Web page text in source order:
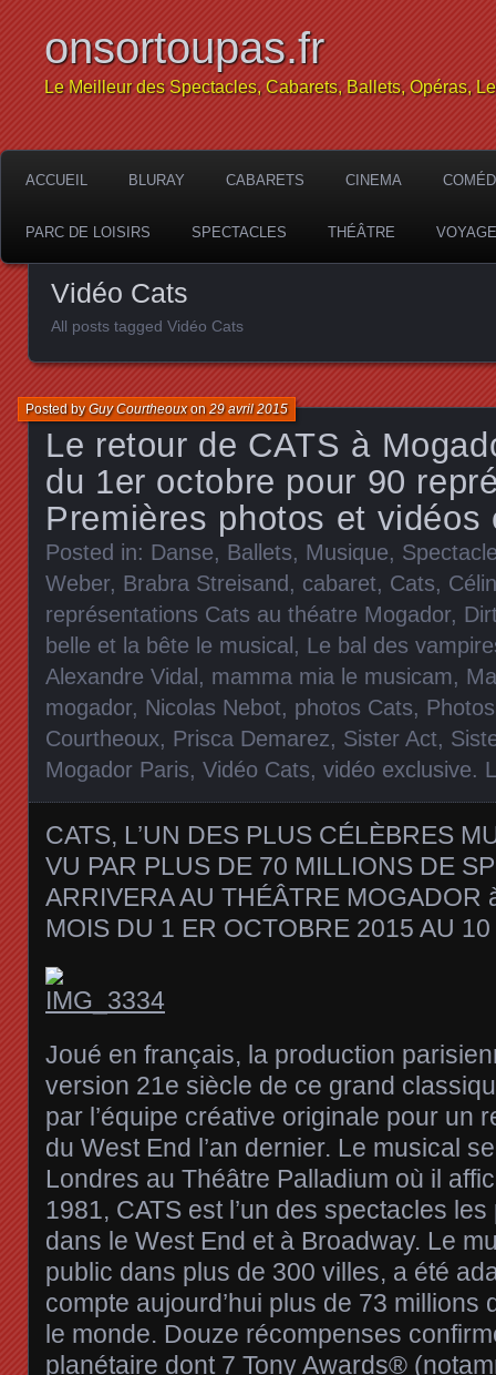
onsortoupas.fr
Le Meilleur des Spectacles, Cabarets, Ballets, Opéras,
ACCUEIL BLURAY CABARETS CINEMA
PARC DE LOISIRS SPECTACLES THÉÂTRE
Vidéo Cats
All posts tagged Vidéo Cats
Le retour de CATS à
du 1er octobre pour 90
Premières photos et vidéos
Posted byGuy Courtheouxon29 avril 2015
Posted in: Danse, Ballets, Musique,
Weber, Brabra Streisand, cabaret, Cats,
représentations Cats au théatre Mogador,
belle et la bête le musical, Le bal des
Alexandre Vidal, mamma mia le musicam,
mogador, Nicolas Nebot, photos Cats,
Courtheoux, Prisca Demarez, Sister Act,
Mogador Paris, Vidéo Cats, vidéo exclusive.
CATS, L’UN DES PLUS CÉLÈBRES
VU PAR PLUS DE 70 MILLIONS DE
ARRIVERA AU THÉÂTRE MOGADOR
MOIS DU 1 ER OCTOBRE 2015 AU
Joué en français, la production
version 21e siècle de ce grand
par l’équipe créative originale pour un
du West End l’an dernier. Le musical
Londres au Théâtre Palladium où il
1981, CATS est l’un des spectacles
dans le West End et à Broadway. Le
public dans plus de 300 villes, a été
compte aujourd’hui plus de 73 millions
le monde. Douze récompenses
planétaire dont 7 Tony Awards®